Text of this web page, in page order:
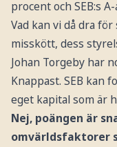
procent och SEB:s
Vad kan vi då dra
misskött, dess
Johan Torgeby har
Knappast. SEB kan
eget kapital som är
Nej, poängen är
omvärldsfaktorer